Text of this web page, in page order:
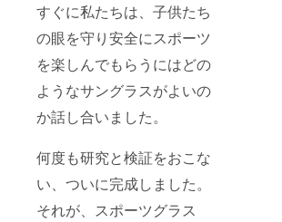
すぐに私たちは、子供たち
の眼を守り安全にスポーツ
を楽しんでもらうにはどの
ようなサングラスがよいの
か話し合いました。
何度も研究と検証をおこな
い、ついに完成しました。
それが、スポーツグラス